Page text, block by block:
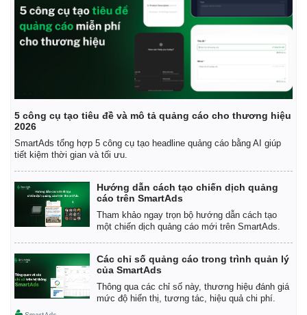
5 công cụ tạo tiêu đề và mô tả quảng cáo cho thương hiệu
2026
SmartAds tổng hợp 5 công cụ tạo headline quảng cáo bằng AI giúp
tiết kiệm thời gian và tối ưu.
Hướng dẫn cách tạo chiến dịch quảng
cáo trên SmartAds
Tham khảo ngay trọn bộ hướng dẫn cách tạo
một chiến dịch quảng cáo mới trên SmartAds.
Các chỉ số quảng cáo trong trình quản lý
của SmartAds
Thông qua các chỉ số này, thương hiệu đánh giá
mức độ hiển thị, tương tác, hiệu quả chi phí.